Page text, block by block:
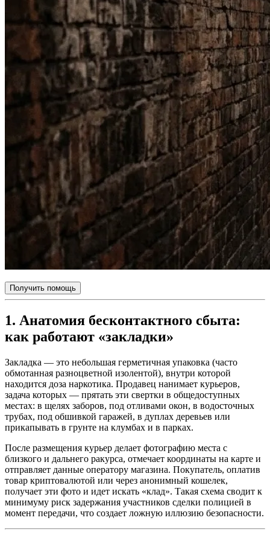
Получить помощь
1. Анатомия бесконтактного сбыта:
как работают «закладки»
Закладка — это небольшая герметичная упаковка (часто
обмотанная разноцветной изолентой), внутри которой
находится доза наркотика. Продавец нанимает курьеров,
задача которых — прятать эти свертки в общедоступных
местах: в щелях заборов, под отливами окон, в водосточных
трубах, под обшивкой гаражей, в дуплах деревьев или
прикапывать в грунте на клумбах и в парках.
После размещения курьер делает фотографию места с
близкого и дальнего ракурса, отмечает координаты на карте и
отправляет данные оператору магазина. Покупатель, оплатив
товар криптовалютой или через анонимный кошелек,
получает эти фото и идет искать «клад». Такая схема сводит к
минимуму риск задержания участников сделки полицией в
момент передачи, что создает ложную иллюзию безопасности.